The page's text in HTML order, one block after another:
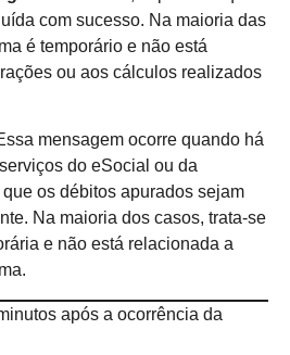
com sucesso. Na maioria das
é temporário e não está
ou aos cálculos realizados
mensagem ocorre quando há
do eSocial ou da
os débitos apurados sejam
Na maioria dos casos, trata-se
e não está relacionada a
após a ocorrência da